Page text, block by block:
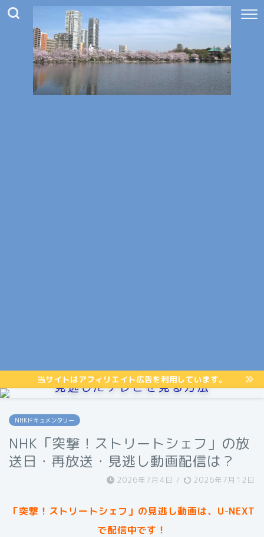
当サイトはアフィリエイト広告を利用しています。
見逃したテレビを見る方法
NHKドキュメンタリー
NHK「突撃！ストリートシェフ」の放
送日・再放送・見逃し動画配信は？
2026年7月4日 / 2026年7月12日
「突撃！ストリートシェフ」 の見逃し動画は、U-NEXT
で配信中です！